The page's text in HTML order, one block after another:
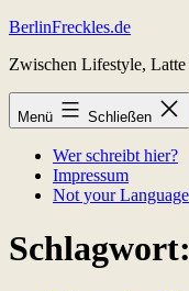
Zum
springen
BerlinFreckles.de
Zwischen Lifestyle,
Menü Schließen
Wer schreibt hier?
Impressum
Not your
Schlagwort: